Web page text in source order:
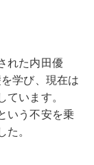
れた内田優
学び、現在は
います。
いう不安を乗
。